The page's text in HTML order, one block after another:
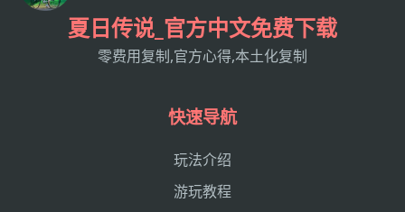
夏日传说_官方中文免费下载
零费用复制,官方心得,本土化复制
快速导航
玩法介绍
游玩教程